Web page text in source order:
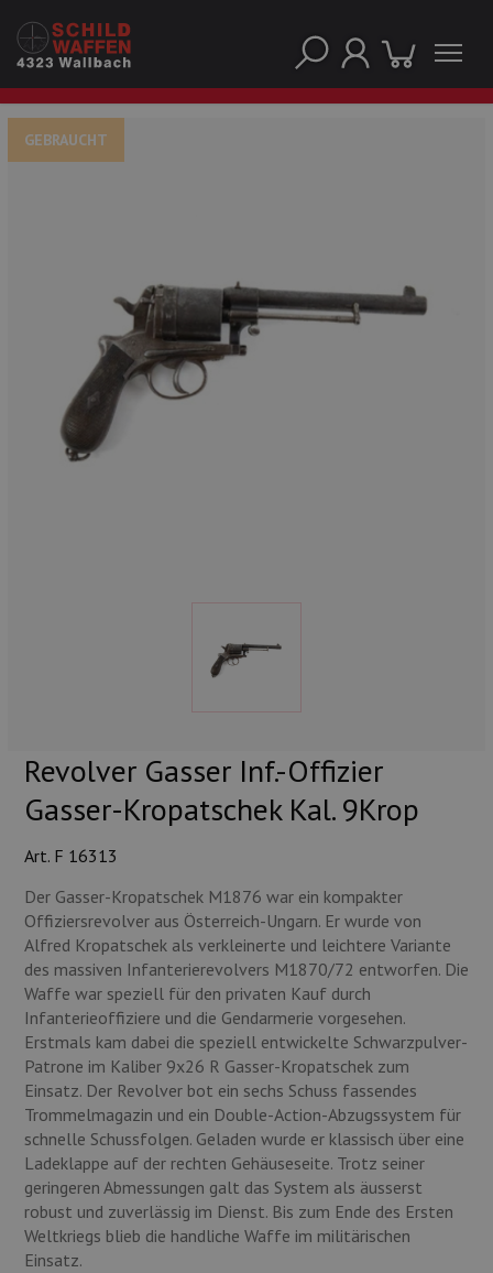
GEBRAUCHT
Revolver Gasser Inf.-Offizier
Gasser-Kropatschek Kal. 9Krop
Art. F 16313
Der Gasser-Kropatschek M1876 war ein kompakter
Offiziersrevolver aus Österreich-Ungarn. Er wurde von
Alfred Kropatschek als verkleinerte und leichtere Variante
des massiven Infanterierevolvers M1870/72 entworfen. Die
Waffe war speziell für den privaten Kauf durch
Infanterieoffiziere und die Gendarmerie vorgesehen.
Erstmals kam dabei die speziell entwickelte Schwarzpulver-
Patrone im Kaliber 9x26 R Gasser-Kropatschek zum
Einsatz. Der Revolver bot ein sechs Schuss fassendes
Trommelmagazin und ein Double-Action-Abzugssystem für
schnelle Schussfolgen. Geladen wurde er klassisch über eine
Ladeklappe auf der rechten Gehäuseseite. Trotz seiner
geringeren Abmessungen galt das System als äusserst
robust und zuverlässig im Dienst. Bis zum Ende des Ersten
Weltkriegs blieb die handliche Waffe im militärischen
Einsatz.
UNSERE TOP-KATEGORIEN